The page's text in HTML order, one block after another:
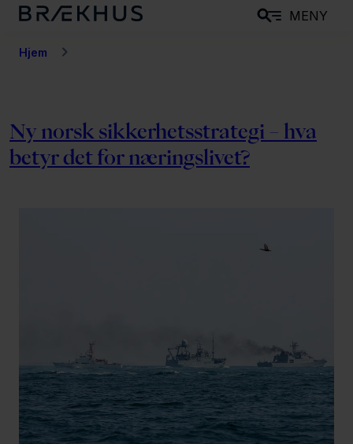
MENY
Hjem
Ny norsk sikkerhetsstrategi – hva
betyr det for næringslivet?